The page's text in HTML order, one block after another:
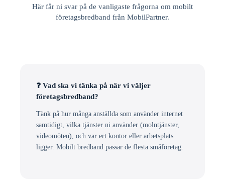
Här får ni svar på de vanligaste frågorna om mobilt
företagsbredband från MobilPartner.
❓ Vad ska vi tänka på när vi väljer
företagsbredband?
Tänk på hur många anställda som använder internet
samtidigt, vilka tjänster ni använder (molntjänster,
videomöten), och var ert kontor eller arbetsplats
ligger. Mobilt bredband passar de flesta småföretag.